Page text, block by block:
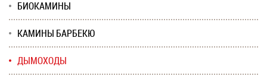
БИОКАМИНЫ
КАМИНЫ БАРБЕКЮ
ДЫМОХОДЫ